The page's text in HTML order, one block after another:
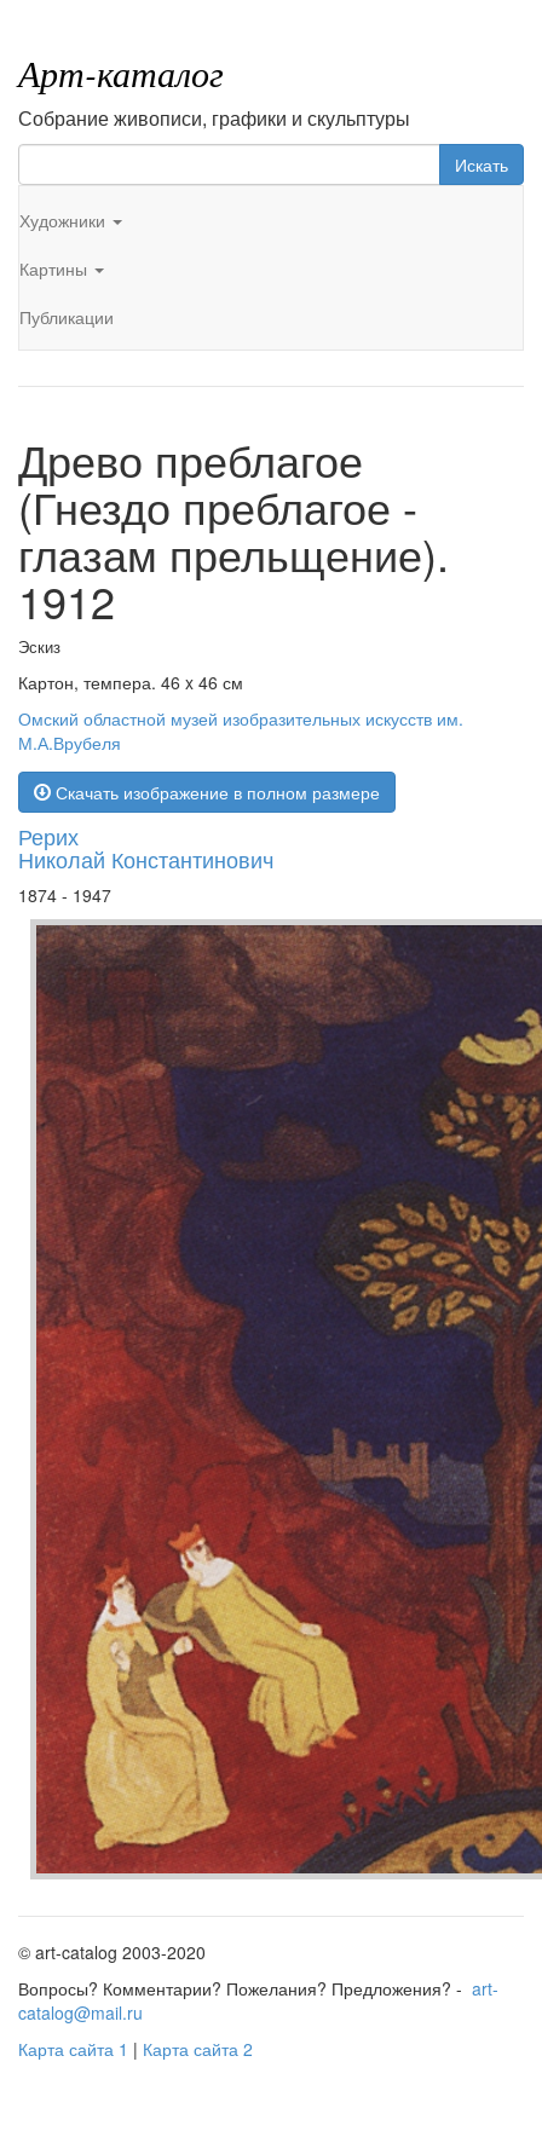
Арт-каталог
Собрание живописи, графики и скульптуры
Искать
Художники
Картины
Публикации
Древо преблагое
(Гнездо преблагое -
глазам прельщение).
1912
Эскиз
Картон, темпера. 46 x 46 см
Омский областной музей изобразительных искусств им.
М.А.Врубеля
Скачать изображение в полном размере
Рерих
Николай Константинович
1874 - 1947
© art-catalog 2003-2020
Вопросы? Комментарии? Пожелания? Предложения? - art-
catalog@mail.ru
Карта сайта 1 | Карта сайта 2